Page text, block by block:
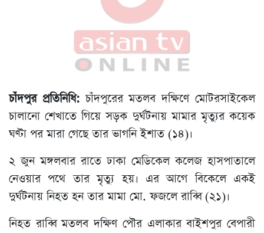
চাঁদপুর প্রতিনিধি:চাঁদপুরের মতলব দক্ষিণে মোটরসাইকেল
চালানো শেখাতে গিয়ে সড়ক দুর্ঘটনায় মামার মৃত্যুর কয়েক
ঘণ্টা পর মারা গেছে তার ভাগনি ইশাত (১৪)।
২ জুন মঙ্গলবার রাতে ঢাকা মেডিকেল কলেজ হাসপাতালে
নেওয়ার পথে তার মৃত্যু হয়। এর আগে বিকেলে একই
দুর্ঘটনায় নিহত হন তার মামা মো. ফজলে রাব্বি (২১)।
নিহত রাব্বি মতলব দক্ষিণ পৌর এলাকার বাইশপুর বেপারী